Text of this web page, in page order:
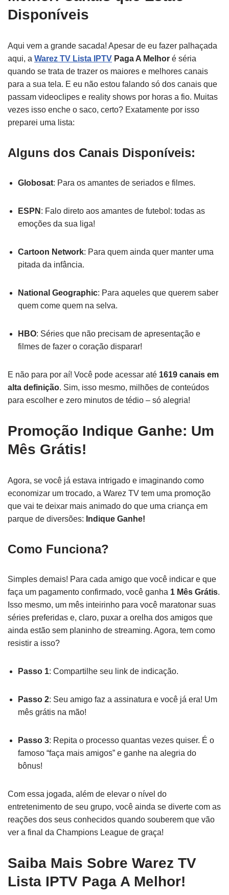
Disponíveis
Aqui vem a grande sacada! Apesar de eu fazer palhaçada
aqui, a Warez TV Lista IPTV Paga A Melhor é séria
quando se trata de trazer os maiores e melhores canais
para a sua tela. E eu não estou falando só dos canais que
passam videoclipes e reality shows por horas a fio. Muitas
vezes isso enche o saco, certo? Exatamente por isso
preparei uma lista:
Alguns dos Canais Disponíveis:
Globosat: Para os amantes de seriados e filmes.
ESPN : Falo direto aos amantes de futebol: todas as
emoções da sua liga!
Cartoon Network: Para quem ainda quer manter uma
pitada da infância.
National Geographic: Para aqueles que querem saber
quem come quem na selva.
HBO: Séries que não precisam de apresentação e
filmes de fazer o coração disparar!
E não para por aí! Você pode acessar até 1619 canais em
alta definição. Sim, isso mesmo, milhões de conteúdos
para escolher e zero minutos de tédio – só alegria!
Promoção Indique Ganhe: Um
Mês Grátis!
Agora, se você já estava intrigado e imaginando como
economizar um trocado, a Warez TV tem uma promoção
que vai te deixar mais animado do que uma criança em
parque de diversões: Indique Ganhe!
Como Funciona?
Simples demais! Para cada amigo que você indicar e que
faça um pagamento confirmado, você ganha 1 Mês Grátis.
Isso mesmo, um mês inteirinho para você maratonar suas
séries preferidas e, claro, puxar a orelha dos amigos que
ainda estão sem planinho de streaming. Agora, tem como
resistir a isso?
Passo 1: Compartilhe seu link de indicação.
Passo 2: Seu amigo faz a assinatura e você já era! Um
mês grátis na mão!
Passo 3: Repita o processo quantas vezes quiser. É o
famoso “faça mais amigos” e ganhe na alegria do
bônus!
Com essa jogada, além de elevar o nível do
entretenimento de seu grupo, você ainda se diverte com as
reações dos seus conhecidos quando souberem que vão
ver a final da Champions League de graça!
Saiba Mais Sobre Warez TV
Lista IPTV Paga A Melhor!